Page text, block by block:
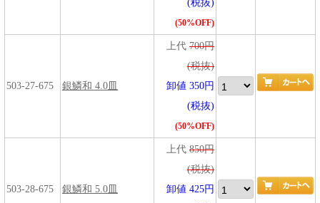
(税抜)
(50%OFF)
503-27-675 銀鱗和 4.0皿
上代 700円
(税抜)
卸値 350円
(税抜)
(50%OFF)
503-28-675 銀鱗和 5.0皿
上代 850円
(税抜)
卸値 425円